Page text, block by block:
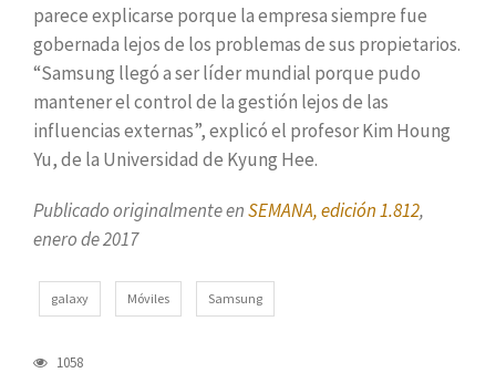
parece explicarse porque la empresa siempre fue
gobernada lejos de los problemas de sus propietarios.
“Samsung llegó a ser líder mundial porque pudo
mantener el control de la gestión lejos de las
influencias externas”, explicó el profesor Kim Houng
Yu, de la Universidad de Kyung Hee.
Publicado originalmente enSEMANA, edición 1.812,
enero de 2017
galaxy Móviles Samsung
1058